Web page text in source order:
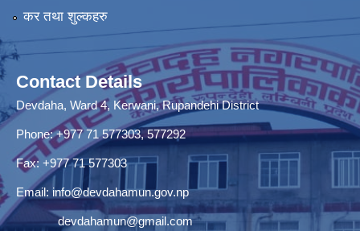
कर तथा शुल्कहरु
Contact Details
Devdaha, Ward 4, Kerwani, Rupandehi District
Phone: +977 71 577303, 577292
Fax: +977 71 577303
Email: info@devdahamun.gov.np
devdahamun@gmail.com